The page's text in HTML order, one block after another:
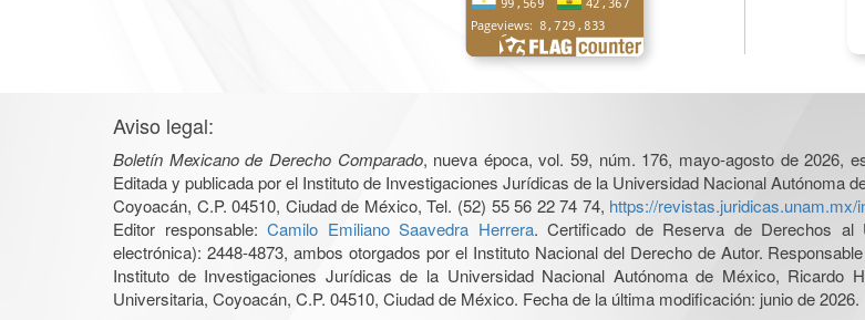
Aviso legal:
Boletín Mexicano de Derecho Comparado, nueva época, vol. 59, núm. 176, mayo-agosto de 2026,
Editada y publicada por el Instituto de Investigaciones Jurídicas de la Universidad Nacional Autónoma
Coyoacán, C.P. 04510, Ciudad de México, Tel. (52) 55 56 22 74 74, https://
Editor responsable:Camilo Emiliano Saavedra Herrera. Certificado de Reserva de Derechos al
electrónica): 2448-4873, ambos otorgados por el Instituto Nacional del Derecho de Autor.
Instituto de Investigaciones Jurídicas de la Universidad Nacional Autónoma de México,
Universitaria, Coyoacán, C.P. 04510, Ciudad de México. Fecha de la última modificación: junio de 2026.